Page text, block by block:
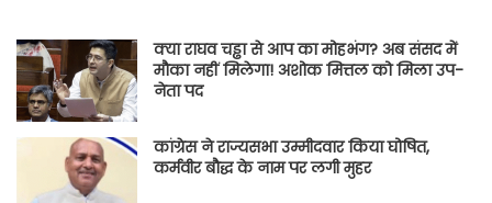
क्या राघव चड्ढा से आप का मोहभंग? अब संसद में
मौका नहीं मिलेगा! अशोक मित्तल को मिला उप-
नेता पद
कांग्रेस ने राज्यसभा उम्मीदवार किया घोषित,
कर्मवीर बौद्ध के नाम पर लगी मुहर